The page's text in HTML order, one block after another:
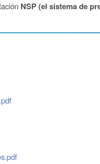
NSP (el sistema de